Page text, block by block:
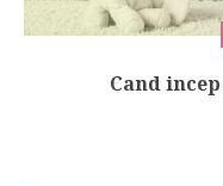
Cand